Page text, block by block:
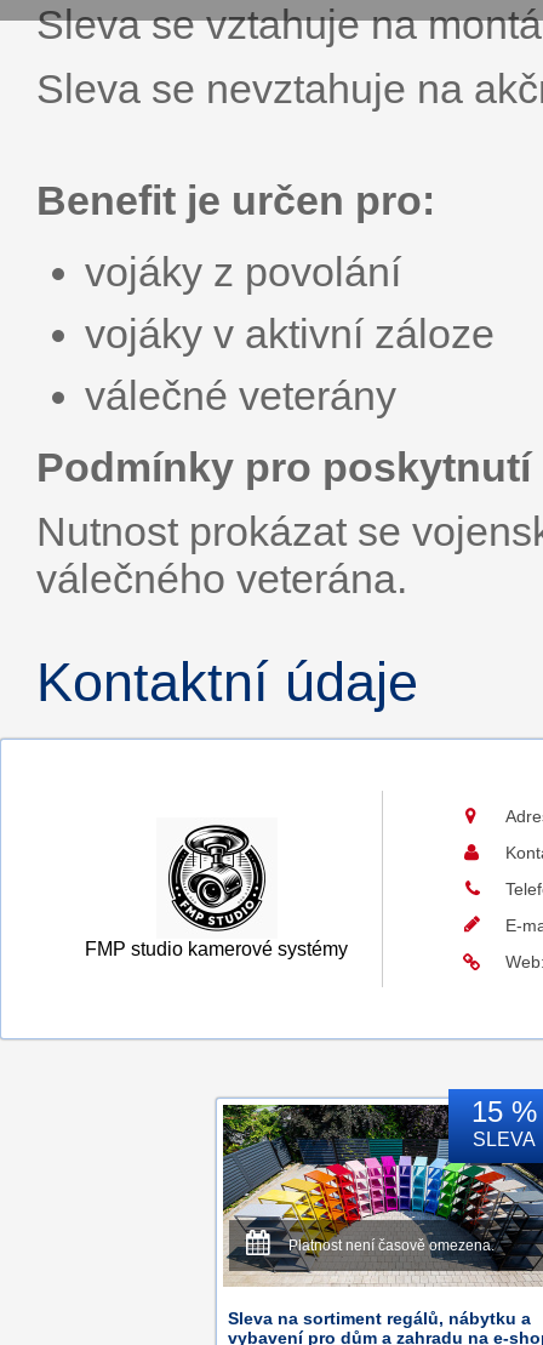
Sleva se vztahuje na
Sleva se nevztahuje na
Benefit je určen pro:
vojáky z povolání
vojáky v aktivní záloze
válečné veterány
Podmínky pro poskytnutí
Nutnost prokázat se
válečného veterána.
Kontaktní údaje
FMP studio kamerové systémy
E-
15 %
SLEVA
Platnost není časově omezena.
Sleva na sortiment regálů, nábytku a
vybavení pro dům a zahradu na e-